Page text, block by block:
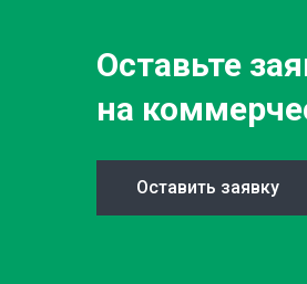
Оставьте
на
Оставить заявку